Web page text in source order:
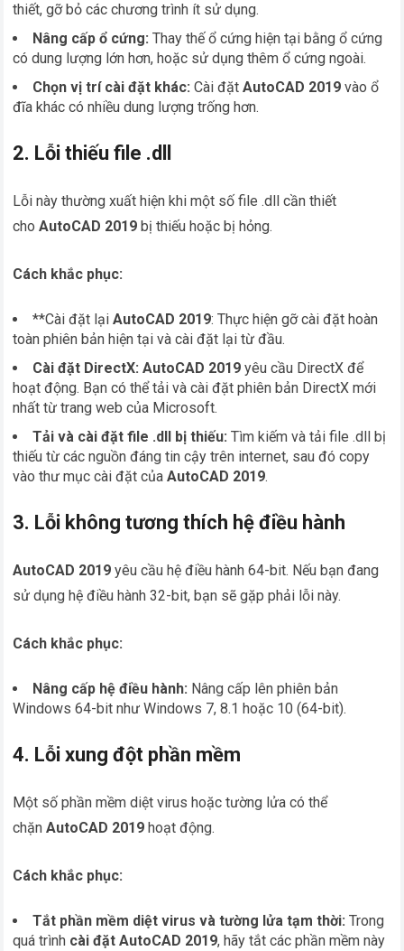
thiết, gỡ bỏ các chương trình ít sử dụng.
Nâng cấp ổ cứng: Thay thế ổ cứng hiện tại bằng ổ cứng
có dung lượng lớn hơn, hoặc sử dụng thêm ổ cứng ngoài.
Chọn vị trí cài đặt khác: Cài đặtAutoCAD 2019 vào ổ
đĩa khác có nhiều dung lượng trống hơn.
2. Lỗi thiếu file .dll
Lỗi này thường xuất hiện khi một số file .dll cần thiết
choAutoCAD 2019 bị thiếu hoặc bị hỏng.
Cách khắc phục:
**Cài đặt lạiAutoCAD 2019: Thực hiện gỡ cài đặt hoàn
toàn phiên bản hiện tại và cài đặt lại từ đầu.
Cài đặt DirectX: AutoCAD 2019 yêu cầu DirectX để
hoạt động. Bạn có thể tải và cài đặt phiên bản DirectX mới
nhất từ trang web của Microsoft.
Tải và cài đặt file .dll bị thiếu: Tìm kiếm và tải file .dll bị
thiếu từ các nguồn đáng tin cậy trên internet, sau đó copy
vào thư mục cài đặt củaAutoCAD 2019.
3. Lỗi không tương thích hệ điều hành
AutoCAD 2019 yêu cầu hệ điều hành 64-bit. Nếu bạn đang
sử dụng hệ điều hành 32-bit, bạn sẽ gặp phải lỗi này.
Cách khắc phục:
Nâng cấp hệ điều hành: Nâng cấp lên phiên bản
Windows 64-bit như Windows 7, 8.1 hoặc 10 (64-bit).
4. Lỗi xung đột phần mềm
Một số phần mềm diệt virus hoặc tường lửa có thể
chặnAutoCAD 2019 hoạt động.
Cách khắc phục:
Tắt phần mềm diệt virus và tường lửa tạm thời: Trong
quá trình cài đặt AutoCAD 2019, hãy tắt các phần mềm này